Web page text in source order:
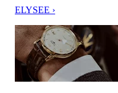
ELYSEE ›